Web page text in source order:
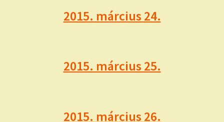
2015. március 24.
2015. március 25.
2015. március 26.